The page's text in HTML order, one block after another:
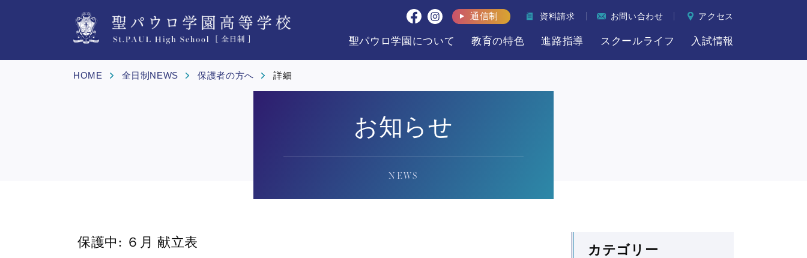
聖パウロ学園について 教育の特色 進路指導 スクールライフ 入試情報
資料請求 お問い合わせ アクセス
通信制
HOME 全日制NEWS 保護者の方へ 詳細
お知らせ
NEWS
保護中: ６月 献立表
カテゴリー